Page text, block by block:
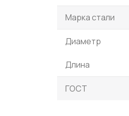
Марка стали
Диаметр
Длина
ГОСТ